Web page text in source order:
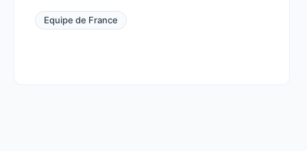
Equipe de France